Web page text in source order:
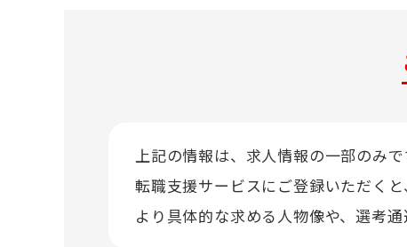
上記の情報は、求人情報の一部のみで
転職支援サービスにご登録いただく
より具体的な求める人物像や、選考